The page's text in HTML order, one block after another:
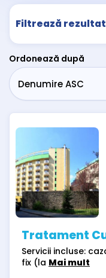
Filtrează
Ordonează după
Tratament
Servicii incluse:
fix (la Mai mult